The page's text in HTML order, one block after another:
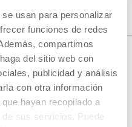
usan para personalizar
funciones de redes
compartimos
del sitio web con
publicidad y análisis
con otra información
hayan recopilado a
sus servicios. Puede